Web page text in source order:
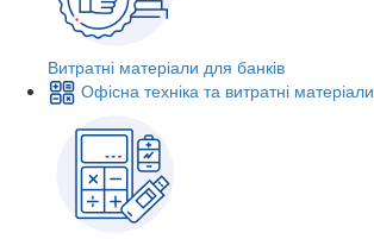
Витратні матеріали для банків
Офісна техніка та витратні матеріали